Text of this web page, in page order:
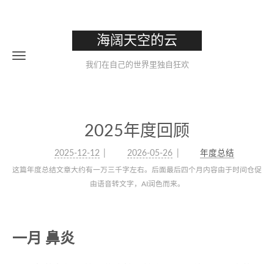
海阔天空的云
我们在自己的世界里独自狂欢
2025年度回顾
2025-12-12 2026-05-26 年度总结
这篇年度总结文章大约有一万三千字左右。后面最后四个月内容由于时间仓促
由语音转文字，AI润色而来。
一月 鼻炎